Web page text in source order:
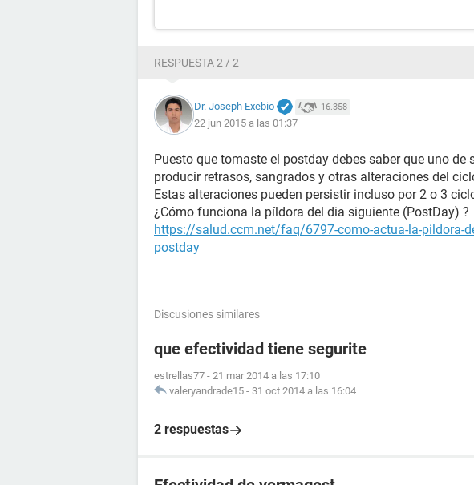
RESPUESTA 2 / 2
Dr. Joseph Exebio 16.358
22 jun 2015 a las 01:37
Puesto que tomaste el postday debes saber que uno de
producir retrasos, sangrados y otras alteraciones del
Estas alteraciones pueden persistir incluso por 2 o 3
¿Cómo funciona la píldora del dia siguiente (PostDay) ?
https://salud.ccm.net/faq/6797-como-actua-la-pildora-
postday
Discusiones similares
que efectividad tiene segurite
estrellas77 - 21 mar 2014 a las 17:10
valeryandrade15 - 31 oct 2014 a las 16:04
2 respuestas